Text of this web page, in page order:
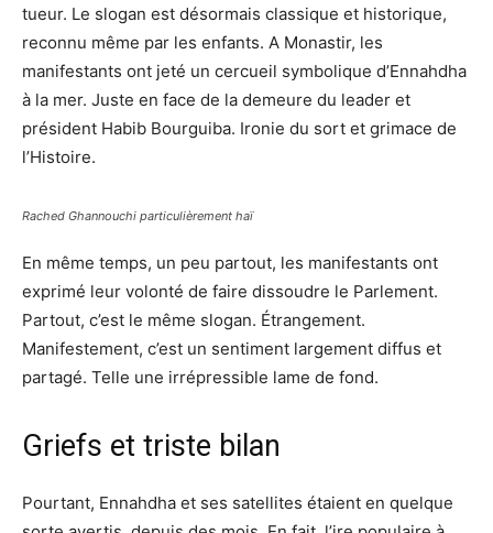
tueur. Le slogan est désormais classique et historique,
reconnu même par les enfants. A Monastir, les
manifestants ont jeté un cercueil symbolique d’Ennahdha
à la mer. Juste en face de la demeure du leader et
président Habib Bourguiba. Ironie du sort et grimace de
l’Histoire.
Rached Ghannouchi particulièrement haï
En même temps, un peu partout, les manifestants ont
exprimé leur volonté de faire dissoudre le Parlement.
Partout, c’est le même slogan. Étrangement.
Manifestement, c’est un sentiment largement diffus et
partagé. Telle une irrépressible lame de fond.
Griefs et triste bilan
Pourtant, Ennahdha et ses satellites étaient en quelque